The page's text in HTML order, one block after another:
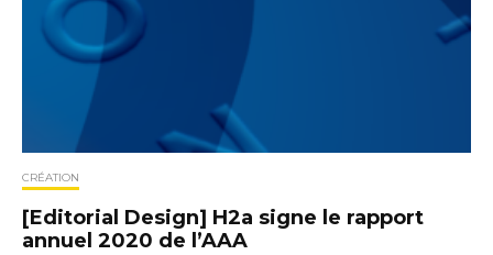
CRÉATION
[Editorial Design] H2a signe le rapport
annuel 2020 de l’AAA